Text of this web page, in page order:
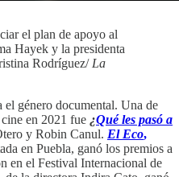
el plan de apoyo al
Hayek y la presidenta
Rodríguez/ La
el género documental. Una de
cine en 2021 fue ¿Qué les pasó a
y Robin Canul. El Eco,
en Puebla, ganó los premios a
en el Festival Internacional de